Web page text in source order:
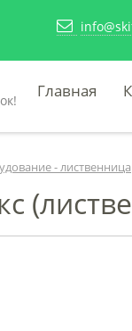
Главная
- лиственница